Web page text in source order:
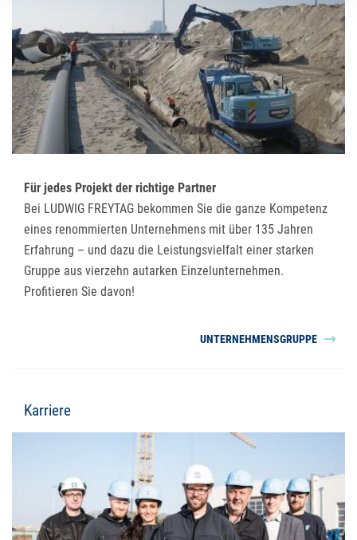
Für jedes Projekt der richtige Partner
Bei LUDWIG FREYTAG bekommen Sie die ganze Kompetenz
eines renommierten Unternehmens mit über 135 Jahren
Erfahrung – und dazu die Leistungsvielfalt einer starken
Gruppe aus vierzehn autarken Einzelunternehmen.
Profitieren Sie davon!
UNTERNEHMENSGRUPPE
Karriere